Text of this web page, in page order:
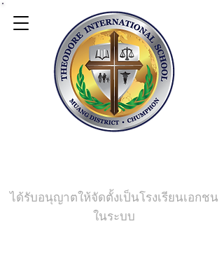
ได้รับอนุญาตให้จัดตั้งเป็นโรงเรียนเอกชน
ในระบบ